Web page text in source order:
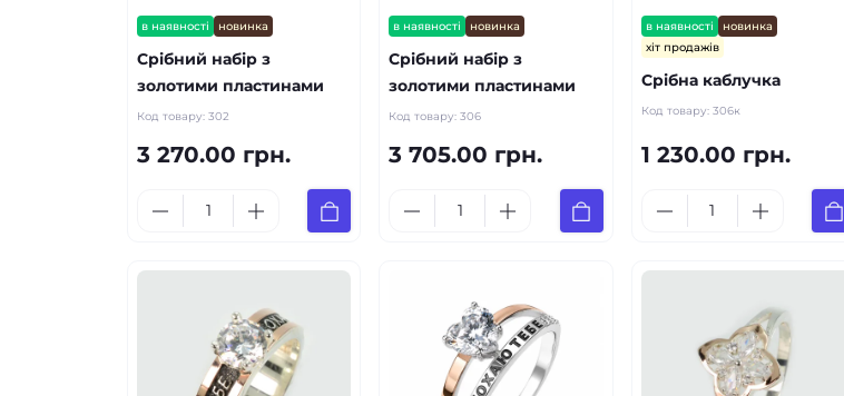
в наявності новинка
Срібний набір з
золотими пластинами
Код товару: 302
3 270.00 грн.
в наявності новинка
Срібний набір з
золотими пластинами
Код товару:306
3 705.00 грн.
в наявності
новинка
хіт продажів
Срібна каблучка
Код товару: 306к
1 230.00 грн.